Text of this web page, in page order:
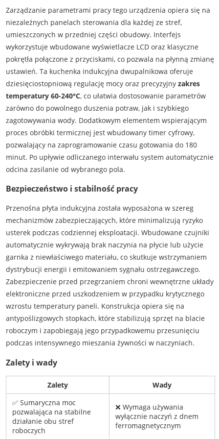
Zarządzanie parametrami pracy tego urządzenia opiera się na
niezależnych panelach sterowania dla każdej ze stref,
umieszczonych w przedniej części obudowy. Interfejs
wykorzystuje wbudowane wyświetlacze LCD oraz klasyczne
pokrętła połączone z przyciskami, co pozwala na płynną zmianę
ustawień. Ta kuchenka indukcyjna dwupalnikowa oferuje
dziesięciostopniową regulację mocy oraz precyzyjny zakres
temperatury 60-240°C, co ułatwia dostosowanie parametrów
zarówno do powolnego duszenia potraw, jak i szybkiego
zagotowywania wody. Dodatkowym elementem wspierającym
proces obróbki termicznej jest wbudowany timer cyfrowy,
pozwalający na zaprogramowanie czasu gotowania do 180
minut. Po upływie odliczanego interwału system automatycznie
odcina zasilanie od wybranego pola.
Bezpieczeństwo i stabilność pracy
Przenośna płyta indukcyjna została wyposażona w szereg
mechanizmów zabezpieczających, które minimalizują ryzyko
usterek podczas codziennej eksploatacji. Wbudowane czujniki
automatycznie wykrywają brak naczynia na płycie lub użycie
garnka z niewłaściwego materiału, co skutkuje wstrzymaniem
dystrybucji energii i emitowaniem sygnału ostrzegawczego.
Zabezpieczenie przed przegrzaniem chroni wewnętrzne układy
elektroniczne przed uszkodzeniem w przypadku krytycznego
wzrostu temperatury paneli. Konstrukcja opiera się na
antypoślizgowych stopkach, które stabilizują sprzęt na blacie
roboczym i zapobiegają jego przypadkowemu przesunięciu
podczas intensywnego mieszania żywności w naczyniach.
Zalety i wady
Zalety
Wady
✅ Sumaryczna moc
pozwalająca na stabilne
działanie obu stref
roboczych
❌ Wymaga używania
wyłącznie naczyń z dnem
ferromagnetycznym